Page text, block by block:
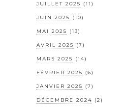
JUILLET 2025 (11)
JUIN 2025 (10)
MAI 2025 (13)
AVRIL 2025 (7)
MARS 2025 (14)
FÉVRIER 2025 (6)
JANVIER 2025 (7)
DÉCEMBRE 2024 (2)